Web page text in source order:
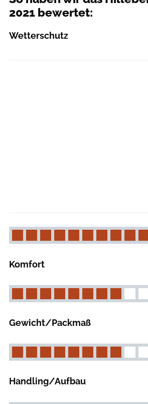
2021 bewertet:
Wetterschutz
Komfort
Gewicht/Packmaß
Handling/Aufbau